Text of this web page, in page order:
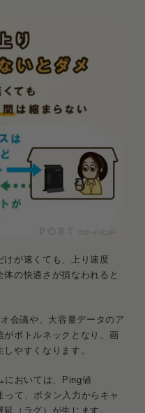
けが速くても、上り速度
体の快適さが損なわれると
会議や、大容量データのア
がボトルネックとなり、画
やすくなります。
においては、Ping値
って、ボタン入力からキャ
（ラグ）が生じます。